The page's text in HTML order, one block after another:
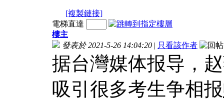
[複製鏈接]
電梯直達
樓主
發表於 2021-5-26 14:04:20 | 只看該作者
据台灣媒体报导，
吸引很多考生争相报